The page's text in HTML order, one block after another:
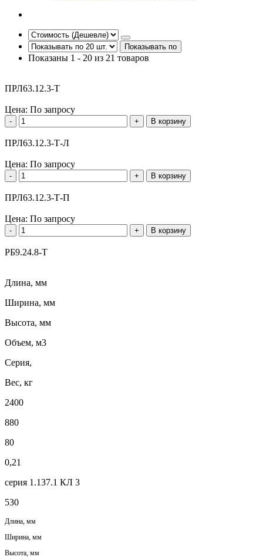
Показывать по
Показаны 1 - 20 из 21 товаров
ПРЛ63.12.3-Т
Цена: По запросу
- + В корзину
ПРЛ63.12.3-Т-Л
Цена: По запросу
- + В корзину
ПРЛ63.12.3-Т-П
Цена: По запросу
- + В корзину
РБ9.24.8-Т
Длина, мм
Ширина, мм
Высота, мм
Объем, м3
Серия,
Вес, кг
2400
880
80
0,21
серия 1.137.1 КЛ 3
530
Длина, мм
Ширина, мм
Высота, мм